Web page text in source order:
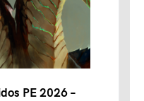
PE 2026 –